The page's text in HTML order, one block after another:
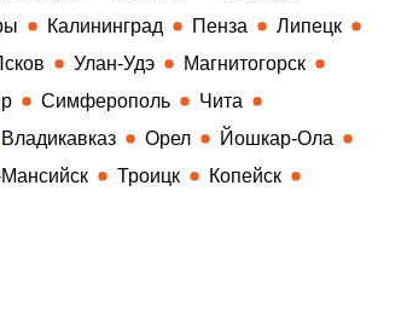
Калининград Пенза
Липецк
Улан-Удэ
Магнитогорск
Симферополь
Чита
Владикавказ Орел
Йошкар-Ола
Троицк
Копейск